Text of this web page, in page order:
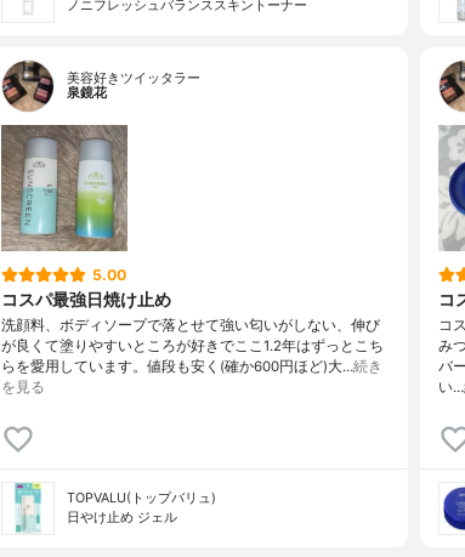
ノニフレッシュバランススキントーナー
美容好きツイッタラー
泉鏡花
5.00
コスパ最強日焼け止め
洗顔料、ボディソープで落とせて強い匂いがしない、伸び
が良くて塗りやすいところが好きでここ1.2年はずっとこち
らを愛用しています。値段も安く(確か600円ほど)大…続き
を見る
TOPVALU(トップバリュ)
日やけ止め ジェル
コ
コ
み
バ
い…